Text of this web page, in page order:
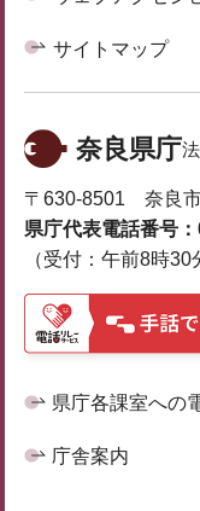
サイトマップ
奈良県庁
〒630-8501 奈良
県庁代表電話番号：
（受付：午前8時30
県庁各課室への
庁舎案内